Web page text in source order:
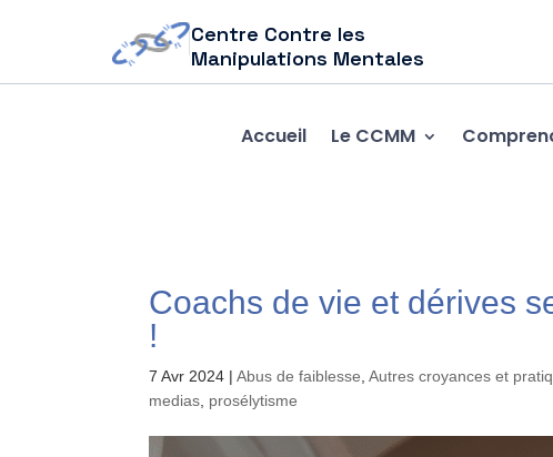
Centre Contre les
Manipulations Mentales
Accueil Le CCMM
Coachs de vie et dérives
!
7 Avr 2024 |Abus de faiblesse ,Autres croyances et
medias prosélytisme